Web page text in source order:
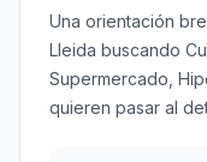
Una orientación
Lleida buscando
Supermercado,
quieren pasar al